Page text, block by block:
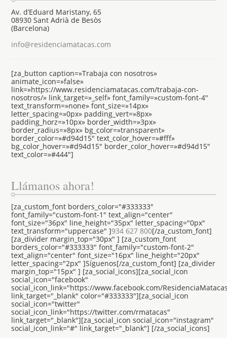
Av. d’Eduard Maristany, 65
08930 Sant Adrià de Besòs
(Barcelona)
info@residenciamatacas.com
[za_button caption=»Trabaja con nosotros»
animate_icon=»false»
link=»https://www.residenciamatacas.com/trabaja-con-
nosotros/» link_target=»_self» font_family=»custom-font-4″
text_transform=»none» font_size=»14px»
letter_spacing=»0px» padding_vert=»8px»
padding_horz=»10px» border_width=»3px»
border_radius=»8px» bg_color=»transparent»
border_color=»#d94d15″ text_color_hover=»#fff»
bg_color_hover=»#d94d15″ border_color_hover=»#d94d15″
text_color=»#444″]
Llámanos ahora!
[za_custom_font borders_color="#333333"
font_family="custom-font-1" text_align="center"
font_size="36px" line_height="35px" letter_spacing="0px"
text_transform="uppercase" ]934 627 800[/za_custom_font]
[za_divider margin_top="30px" ] [za_custom_font
borders_color="#333333" font_family="custom-font-2"
text_align="center" font_size="16px" line_height="20px"
letter_spacing="2px" ]Síguenos[/za_custom_font] [za_divider
margin_top="15px" ] [za_social_icons][za_social_icon
social_icon="facebook"
social_icon_link="https://www.facebook.com/
link_target="_blank" color="#333333"][za_social_icon
social_icon="twitter"
social_icon_link="https://twitter.com/rmatacas"
link_target="_blank"][za_social_icon social_icon="instagram"
social_icon_link="#" link_target="_blank"] [/za_social_icons]